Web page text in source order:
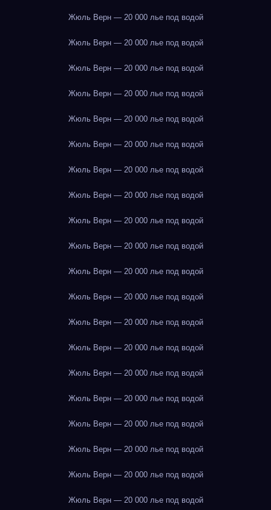
Жюль Верн — 20 000 лье под водой
Жюль Верн — 20 000 лье под водой
Жюль Верн — 20 000 лье под водой
Жюль Верн — 20 000 лье под водой
Жюль Верн — 20 000 лье под водой
Жюль Верн — 20 000 лье под водой
Жюль Верн — 20 000 лье под водой
Жюль Верн — 20 000 лье под водой
Жюль Верн — 20 000 лье под водой
Жюль Верн — 20 000 лье под водой
Жюль Верн — 20 000 лье под водой
Жюль Верн — 20 000 лье под водой
Жюль Верн — 20 000 лье под водой
Жюль Верн — 20 000 лье под водой
Жюль Верн — 20 000 лье под водой
Жюль Верн — 20 000 лье под водой
Жюль Верн — 20 000 лье под водой
Жюль Верн — 20 000 лье под водой
Жюль Верн — 20 000 лье под водой
Жюль Верн — 20 000 лье под водой